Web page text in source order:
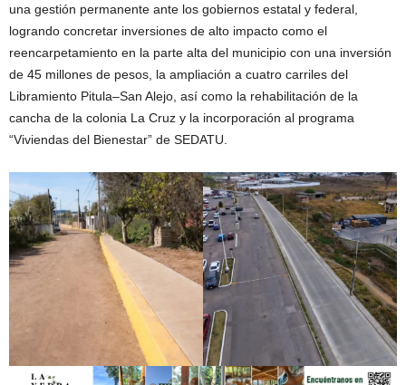
una gestión permanente ante los gobiernos estatal y federal,
logrando concretar inversiones de alto impacto como el
reencarpetamiento en la parte alta del municipio con una inversión
de 45 millones de pesos, la ampliación a cuatro carriles del
Libramiento Pitula–San Alejo, así como la rehabilitación de la
cancha de la colonia La Cruz y la incorporación al programa
“Viviendas del Bienestar” de SEDATU.